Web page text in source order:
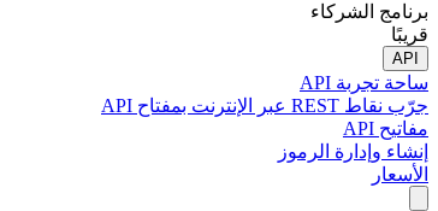
برنامج الشركاء
قريبًا
API
ساحة تجربة API
جرّب نقاط REST عبر الإنترنت بمفتاح API
مفاتيح API
إنشاء وإدارة الرموز
الأسعار